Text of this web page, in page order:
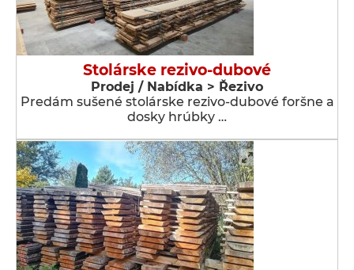
Stolárske rezivo-dubové
Prodej / Nabídka > Řezivo
Predám sušené stolárske rezivo-dubové foršne a
dosky hrúbky …